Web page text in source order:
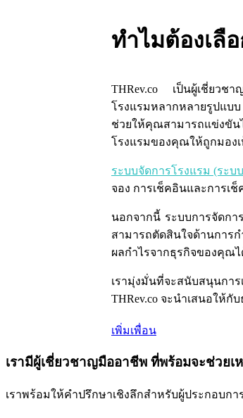
ทำไมต้องเลือ
THRev.co เป็นผู้เชี่ยวช
โรงแรมหลากหลายรูปแบ
ช่วยให้คุณสามารถแข่งขั
โรงแรมของคุณให้ถูกมอง
ระบบจัดการโรงแรม (ระบ
จอง การเช็คอินและการเ
นอกจากนี้ ระบบการจัดกา
สามารถตัดสินใจด้านการ
ผลกำไรจากธุรกิจของคุณไ
เรามุ่งมั่นที่จะสนับสนุนกา
THRev.co จะนำเสนอให้
เพิ่มเพื่อน
เรามีผู้เชี่ยวชาญมืออาชีพ ที่พร้อมจะช่วย
เราพร้อมให้คำปรึกษาเชิงลึกสำหรับผู้ประกอบก